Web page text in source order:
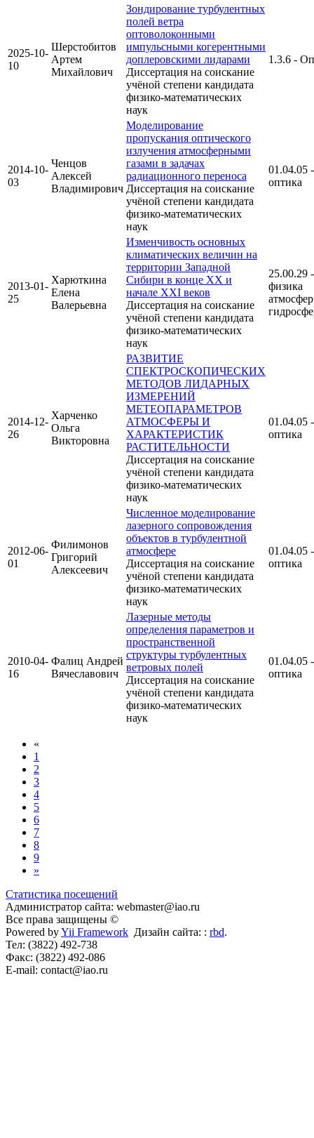
2025-10-
10
Шерстобитов
Артем
Михайлович
Зондирование турбулентных
полей ветра
оптоволоконными
импульсными когерентными
доплеровскими лидарами
Диссертация на соискание
учёной степени кандидата
физико-математических
наук
1.3.6 -
2014-10-
03
Ченцов
Алексей
Владимирович
Моделирование
пропускания оптического
излучения атмосферными
газами в задачах
радиационного переноса
Диссертация на соискание
учёной степени кандидата
физико-математических
наук
01.04.05 -
оптика
2013-01-
25
Харюткина
Елена
Валерьевна
Изменчивость основных
климатических величин на
территории Западной
Сибири в конце XX и
начале XXI веков
Диссертация на соискание
учёной степени кандидата
физико-математических
наук
25.00.29 -
физика
2014-12-
26
Харченко
Ольга
Викторовна
РАЗВИТИЕ
СПЕКТРОСКОПИЧЕСКИХ
МЕТОДОВ ЛИДАРНЫХ
ИЗМЕРЕНИЙ
МЕТЕОПАРАМЕТРОВ
АТМОСФЕРЫ И
ХАРАКТЕРИСТИК
РАСТИТЕЛЬНОСТИ
Диссертация на соискание
учёной степени кандидата
физико-математических
наук
01.04.05 -
оптика
2012-06-
01
Филимонов
Григорий
Алексеевич
Численное моделирование
лазерного сопровождения
объектов в турбулентной
атмосфере
Диссертация на соискание
учёной степени кандидата
физико-математических
наук
01.04.05 -
оптика
2010-04-
16
Фалиц Андрей
Вячеславович
Лазерные методы
определения параметров и
пространственной
структуры турбулентных
ветровых полей
Диссертация на соискание
учёной степени кандидата
физико-математических
наук
01.04.05 -
оптика
«
1
2
3
4
5
6
7
8
9
»
Статистика посещений
Администратор сайта: webmaster@iao.ru
Все права защищены ©
Powered byYii Framework Дизайн сайта: : rbd.
Тел: (3822) 492-738
Факс: (3822) 492-086
E-mail: contact@iao.ru